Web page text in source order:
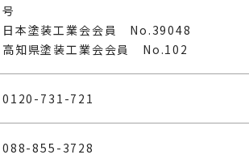
号
日本塗装工業会会員 No.39048
高知県塗装工業会会員 No.102
0120-731-721
088-855-3728